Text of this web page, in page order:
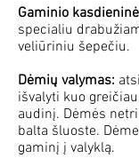
Gaminio
specialiu
veliūriniu šepečiu.
Dėmių valymas:
išvalyti kuo
audinį. Dėmės
balta šluoste.
gaminį į valyklą.